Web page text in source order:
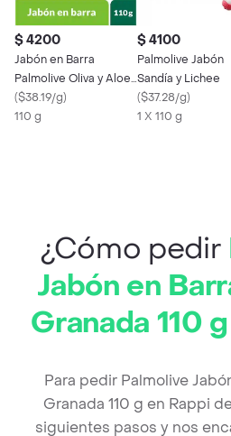
$ 4200
Jabón en Barra
Palmolive Oliva y Aloe
Vera
($38.19/g)
110 g
$ 4100
Palmolive Jabón
Sandía y Lichee
($37.28/g)
1 X 110 g
¿Cómo pedir
Jabón en
Granada 110 g
Para pedir Palmolive
Granada 110 g en Rappi
siguientes pasos y nos